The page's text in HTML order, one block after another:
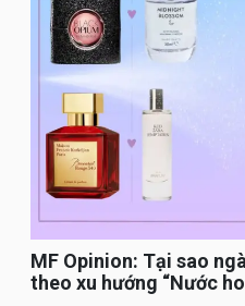
MF Opinion: Tại sao
theo xu hướng “Nước